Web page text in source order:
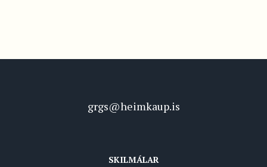
grgs@heimkaup.is
SKILMÁLAR